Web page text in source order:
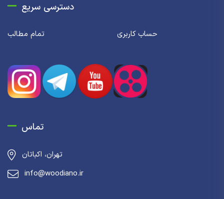
دسترسی سریع
تمام مطالب حساب کاربری
تماس
تهران، اکباتان
info@woodiano.ir